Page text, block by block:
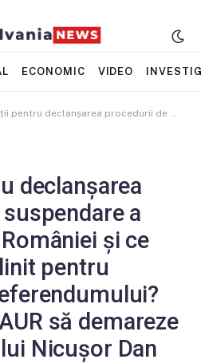
ECONOMIC VIDEO
de suspendare a președintelui României și ce trebuie îndeplinit pentru organizarea referendumului? Ce șanse are AUR să demareze suspendarea lui Nicușor Dan
declanșarea
a
și ce
pentru
să demareze
Nicușor Dan